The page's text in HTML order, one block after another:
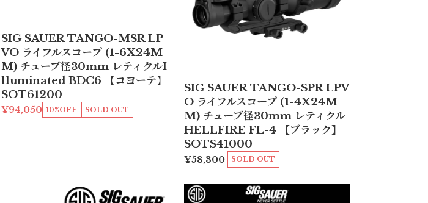
SIG SAUER TANGO-MSR LP
VO ライフルスコープ (1-6X24M
M) チューブ径30mm レティクルI
lluminated BDC6 【コヨーテ】
SOT61200
¥94,050 10%OFF SOLD OUT
SIG SAUER TANGO-SPR LPV
O ライフルスコープ (1-4X24M
M) チューブ径30mm レティクル
HELLFIRE FL-4 【ブラック】
SOTS41000
¥58,300 SOLD OUT